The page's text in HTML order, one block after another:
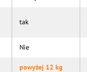
tak
Nie
powyżej 12 kg